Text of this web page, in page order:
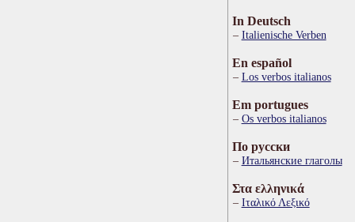
In Deutsch
Italienische Verben
En español
Los verbos italianos
Em portugues
Os verbos italianos
По русски
Итальянские глаголы
Στα ελληνικά
Ιταλικό Λεξικό